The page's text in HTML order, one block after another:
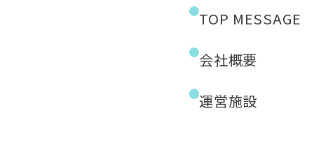
TOP MESSAGE
会社概要
運営施設